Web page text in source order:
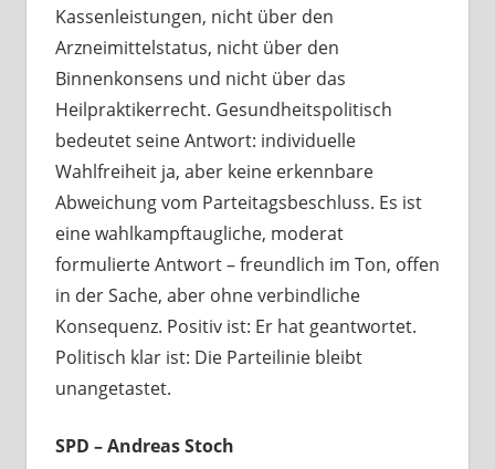
Kassenleistungen, nicht über den
Arzneimittelstatus, nicht über den
Binnenkonsens und nicht über das
Heilpraktikerrecht. Gesundheitspolitisch
bedeutet seine Antwort: individuelle
Wahlfreiheit ja, aber keine erkennbare
Abweichung vom Parteitagsbeschluss. Es ist
eine wahlkampftaugliche, moderat
formulierte Antwort – freundlich im Ton, offen
in der Sache, aber ohne verbindliche
Konsequenz. Positiv ist: Er hat geantwortet.
Politisch klar ist: Die Parteilinie bleibt
unangetastet.
SPD – Andreas Stoch